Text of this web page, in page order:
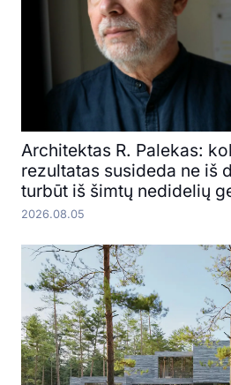
Architektas R. Palekas:
rezultatas susideda ne iš
turbūt iš šimtų nedidelių
2026.08.05